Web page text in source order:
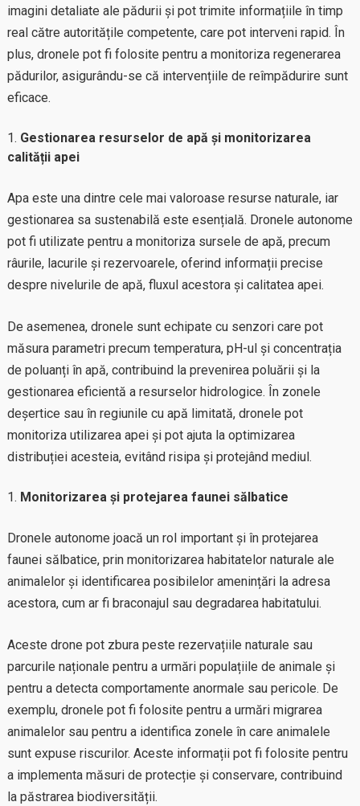
imagini detaliate ale pădurii și pot trimite informațiile în timp
real către autoritățile competente, care pot interveni rapid. În
plus, dronele pot fi folosite pentru a monitoriza regenerarea
pădurilor, asigurându-se că intervențiile de reîmpădurire sunt
eficace.
Gestionarea resurselor de apă și monitorizarea
calității apei
Apa este una dintre cele mai valoroase resurse naturale, iar
gestionarea sa sustenabilă este esențială. Dronele autonome
pot fi utilizate pentru a monitoriza sursele de apă, precum
râurile, lacurile și rezervoarele, oferind informații precise
despre nivelurile de apă, fluxul acestora și calitatea apei.
De asemenea, dronele sunt echipate cu senzori care pot
măsura parametri precum temperatura, pH-ul și concentrația
de poluanți în apă, contribuind la prevenirea poluării și la
gestionarea eficientă a resurselor hidrologice. În zonele
deșertice sau în regiunile cu apă limitată, dronele pot
monitoriza utilizarea apei și pot ajuta la optimizarea
distribuției acesteia, evitând risipa și protejând mediul.
Monitorizarea și protejarea faunei sălbatice
Dronele autonome joacă un rol important și în protejarea
faunei sălbatice, prin monitorizarea habitatelor naturale ale
animalelor și identificarea posibilelor amenințări la adresa
acestora, cum ar fi braconajul sau degradarea habitatului.
Aceste drone pot zbura peste rezervațiile naturale sau
parcurile naționale pentru a urmări populațiile de animale și
pentru a detecta comportamente anormale sau pericole. De
exemplu, dronele pot fi folosite pentru a urmări migrarea
animalelor sau pentru a identifica zonele în care animalele
sunt expuse riscurilor. Aceste informații pot fi folosite pentru
a implementa măsuri de protecție și conservare, contribuind
la păstrarea biodiversității.